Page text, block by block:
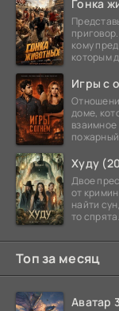
Гонка
кому
которым
Игры с
доме,
Худу
Двое
от
найти
то
Топ за месяц
Аватар